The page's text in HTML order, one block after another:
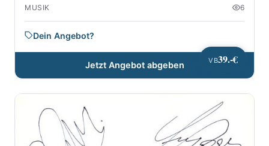
VB39.-€
MUSIK 6
Dein Angebot?
Jetzt Angebot abgeben